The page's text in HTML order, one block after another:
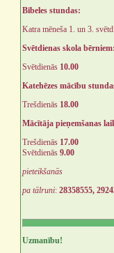
Bībeles stundas:
Katra mēneša 1. un 3.
Svētdienas skola bērniem:
Svētdienās 10.00
Katehēzes mācību
Trešdienās 18.00
Mācītāja pieņemšanas
Trešdienās 17.00
Svētdienās 9.00
pieteikšanās
pa tālruni: 28358555,
Uzmanību!